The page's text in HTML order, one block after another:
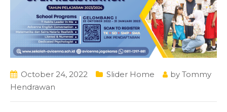
October 24, 2022 Slider Home by Tommy
Hendrawan